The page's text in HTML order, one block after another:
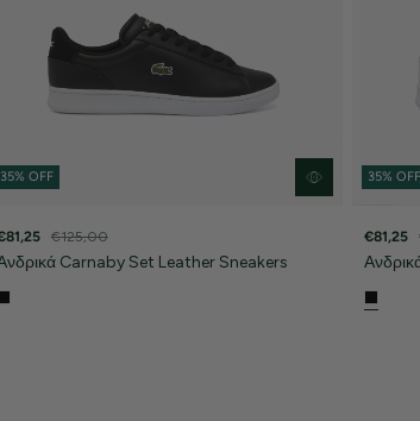
35% OFF
€125,00
Carnaby Set Leather Sneakers
35%
€81,25